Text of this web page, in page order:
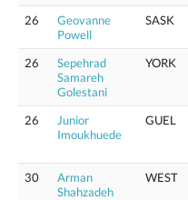
26
Geovanne
Powell
SASK
26
Sepehrad
Samareh
Golestani
YORK
26
Junior
Imoukhuede
GUEL
30
Arman
Shahzadeh
WEST